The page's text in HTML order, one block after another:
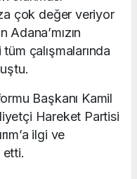
çok değer veriyor
Adana’mızın
çalışmalarında
Başkanı Kamil
Hareket Partisi
ilgi ve
etti.